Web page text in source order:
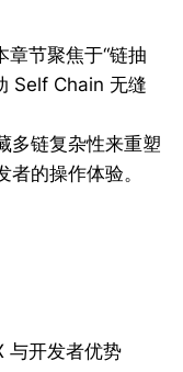
节聚焦于“链抽
Self Chain 无缝
多链复杂性来重塑
的操作体验。
与开发者优势